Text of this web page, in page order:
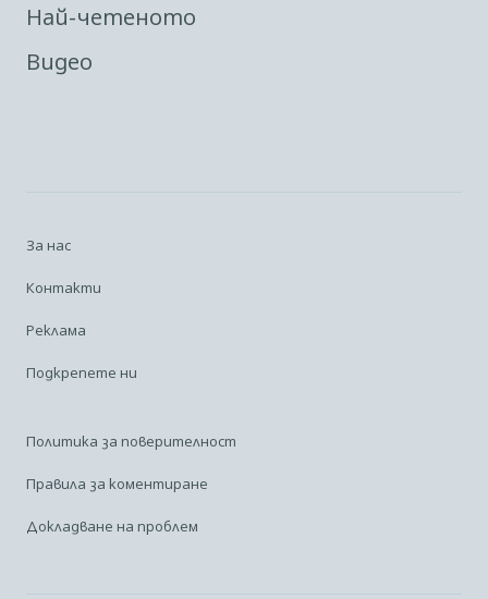
Най-четеното
Видео
За нас
Контакти
Реклама
Подкрепете ни
Политика за поверителност
Правила за коментиране
Докладване на проблем